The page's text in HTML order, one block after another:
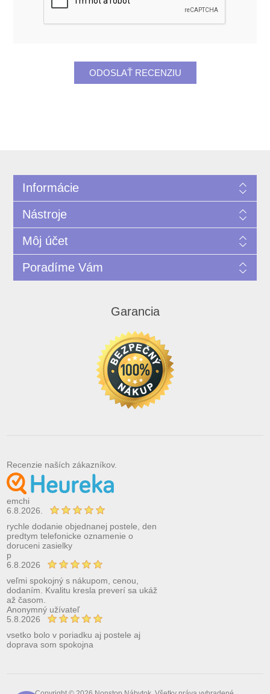
Informácie
Nástroje
Môj účet
Poradíme Vám
Garancia
Recenzie naších zákazníkov.
emchi
6.8.2026.
rychle dodanie objednanej postele, den
predtym telefonicke oznamenie o
doruceni zasielky
p
6.8.2026
veľmi spokojný s nákupom, cenou,
dodaním. Kvalitu kresla preverí sa ukáž
až časom.
Anonymný užívateľ
5.8.2026
vsetko bolo v poriadku aj postele aj
doprava som spokojna